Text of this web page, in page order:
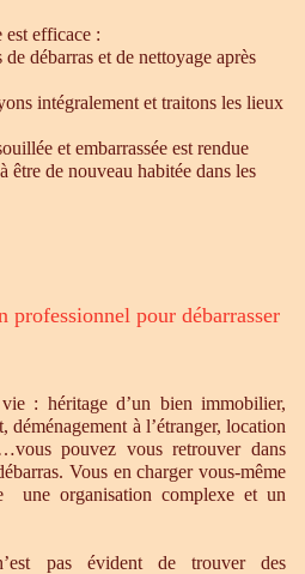
efficace :
débarras et de nettoyage après
intégralement et traitons les lieux
et embarrassée est rendue
être de nouveau habitée dans les
professionnel pour débarrasser
: héritage d’un bien immobilier,
déménagement à l’étranger, location
pouvez vous retrouver dans
Vous en charger vous-même
une organisation complexe et un
pas évident de trouver des